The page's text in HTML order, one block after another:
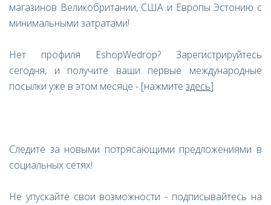
магазинов Великобритании, США и Европы Эстонию с
минимальными затратами!
Нет профиля EshopWedrop? Зарегистрируйтесь
сегодня, и получите ваши первые международные
посылки уже в этом месяце - [нажмите здесь]
Следите за новыми потрясающими предложениями в
социальных сетях!
Не упускайте свои возможности - подписывайтесь на